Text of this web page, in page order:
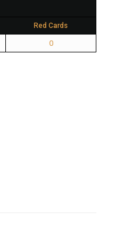
Red Cards
0